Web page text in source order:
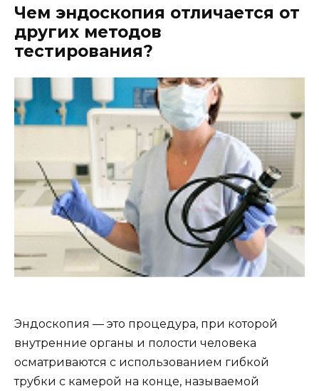
Чем эндоскопия отличается от
других методов
тестирования?
Эндоскопия — это процедура, при которой
внутренние органы и полости человека
осматриваются с использованием гибкой
трубки с камерой на конце, называемой